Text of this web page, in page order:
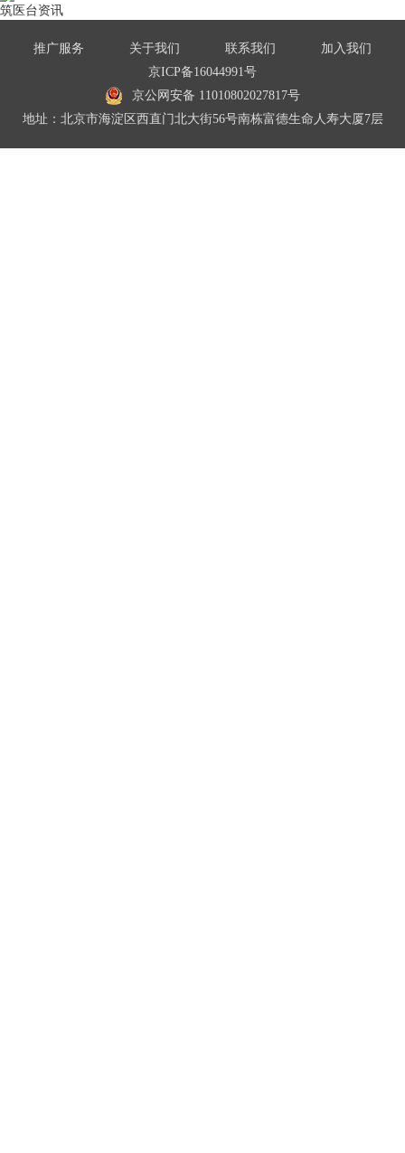
筑医台资讯
推广服务 关于我们 联系我们
加入我们
京ICP备16044991号
京公网安备 11010802027817号
地址：北京市海淀区西直门北大街56号南栋富德生命人寿大厦7层